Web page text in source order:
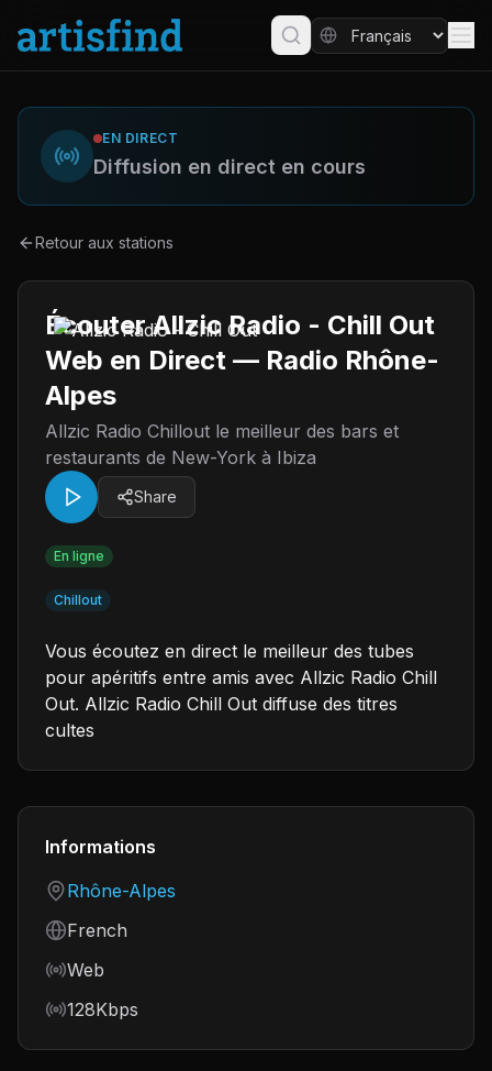
EN DIRECT
Diffusion en direct en cours
Retour aux stations
Écouter Allzic Radio - Chill Out
Web en Direct — Radio Rhône-
Alpes
Allzic Radio Chillout le meilleur des bars et
restaurants de New-York à Ibiza
Share
En ligne
Chillout
Vous écoutez en direct le meilleur des tubes
pour apéritifs entre amis avec Allzic Radio Chill
Out. Allzic Radio Chill Out diffuse des titres
cultes
Informations
Country
Rhône-Alpes
Language
French
Frequency
Web
Bitrate
128Kbps